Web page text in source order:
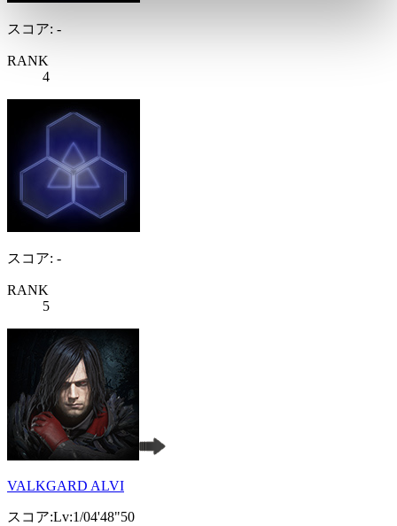
スコア: -
RANK
4
スコア: -
RANK
5
VALKGARD ALVI
スコア:Lv:1/04'48"50